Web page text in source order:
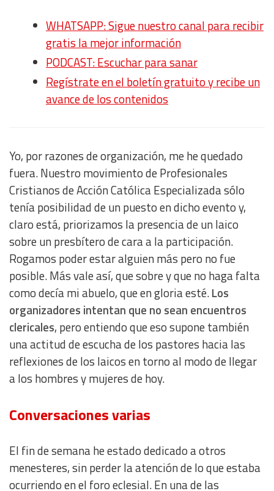
WHATSAPP: Sigue nuestro canal para recibir
gratis la mejor información
PODCAST: Escuchar para sanar
Regístrate en el boletín gratuito y recibe un
avance de los contenidos
Yo, por razones de organización, me he quedado
fuera. Nuestro movimiento de Profesionales
Cristianos de Acción Católica Especializada sólo
tenía posibilidad de un puesto en dicho evento y,
claro está, priorizamos la presencia de un laico
sobre un presbítero de cara a la participación.
Rogamos poder estar alguien más pero no fue
posible. Más vale así, que sobre y que no haga falta
como decía mi abuelo, que en gloria esté.Los
organizadores intentan que no sean encuentros
clericales, pero entiendo que eso supone también
una actitud de escucha de los pastores hacia las
reflexiones de los laicos en torno al modo de llegar
a los hombres y mujeres de hoy.
Conversaciones varias
El fin de semana he estado dedicado a otros
menesteres, sin perder la atención de lo que estaba
ocurriendo en el foro eclesial. En una de las